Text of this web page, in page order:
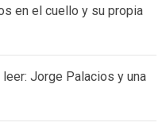
en el cuello y su propia
Jorge Palacios y una